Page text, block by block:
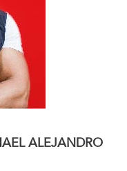
ALEJANDRO